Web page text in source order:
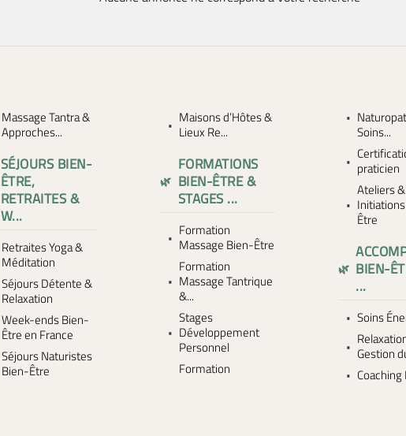
Massage Tantra &
Approches...
SÉJOURS BIEN-
ÊTRE,
RETRAITES &
W...
Retraites Yoga &
Méditation
Séjours Détente &
Relaxation
Week-ends Bien-
Être en France
Séjours Naturistes
Bien-Être
Maisons d’Hôtes &
Lieux Re...
FORMATIONS
BIEN-ÊTRE &
STAGES ...
Formation
Massage Bien-Être
Formation
Massage Tantrique
&...
Stages
Développement
Personnel
Formation
Soins...
praticien
Ateliers &
Être
BIEN-
...
Soins
Gestion